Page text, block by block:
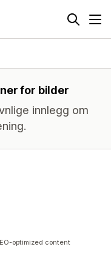
for bilder
innlegg om
optimized content